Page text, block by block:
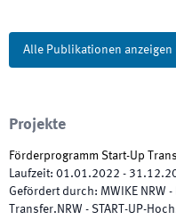
Alle Publikationen anzeigen
Projekte
Förderprogramm Start-Up
Laufzeit: 01.01.2022 -
Gefördert durch: MWIKE NRW -
Transfer.NRW - START-UP-